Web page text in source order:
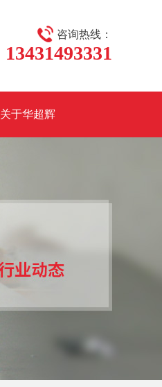
咨询热线：
13431493331
关于华超辉